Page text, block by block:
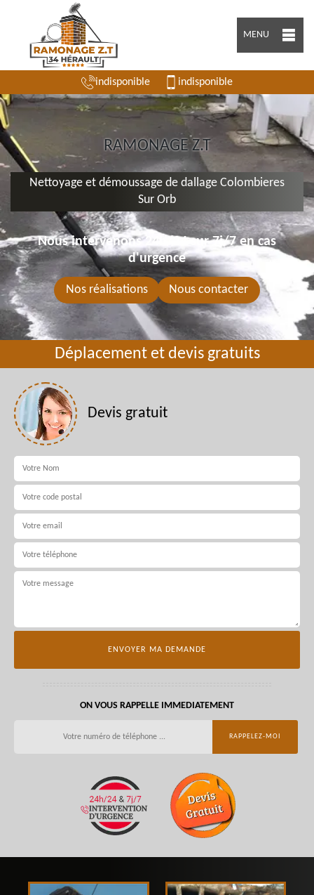
MENU
indisponible indisponible
RAMONAGE Z.T
Nettoyage et démoussage de dallage Colombieres
Sur Orb
Nous intervenons 24h/24 sur 7j/7 en cas
d'urgence
Nos réalisations Nous contacter
Déplacement et devis gratuits
Devis gratuit
ON VOUS RAPPELLE IMMEDIATEMENT